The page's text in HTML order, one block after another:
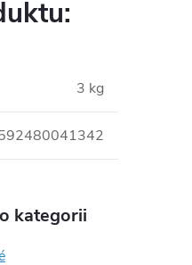
3 kg
kategorii